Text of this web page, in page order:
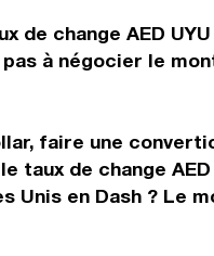
de change AED
à négocier le
faire une
taux de change
Unis en Dash ? Le